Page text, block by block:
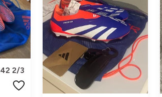
42 2/3